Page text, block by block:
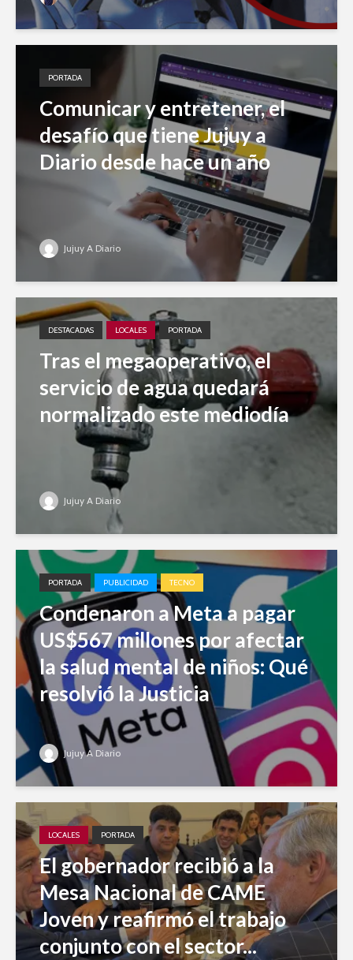
PORTADA
Comunicar y entretener, el
desafío que tiene Jujuy a
Diario desde hace un año
Jujuy A Diario
DESTACADAS LOCALES PORTADA
Tras el megaoperativo, el
servicio de agua quedará
normalizado este mediodía
Jujuy A Diario
PORTADA PUBLICIDAD TECNO
Condenaron a Meta a pagar
US$567 millones por afectar
la salud mental de niños: Qué
resolvió la Justicia
Jujuy A Diario
LOCALES PORTADA
El gobernador recibió a la
Mesa Nacional de CAME
Joven y reafirmó el trabajo
conjunto con el sector...